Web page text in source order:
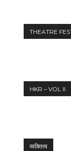
THEATRE
HKR – VOL II
व्यक्तित्व